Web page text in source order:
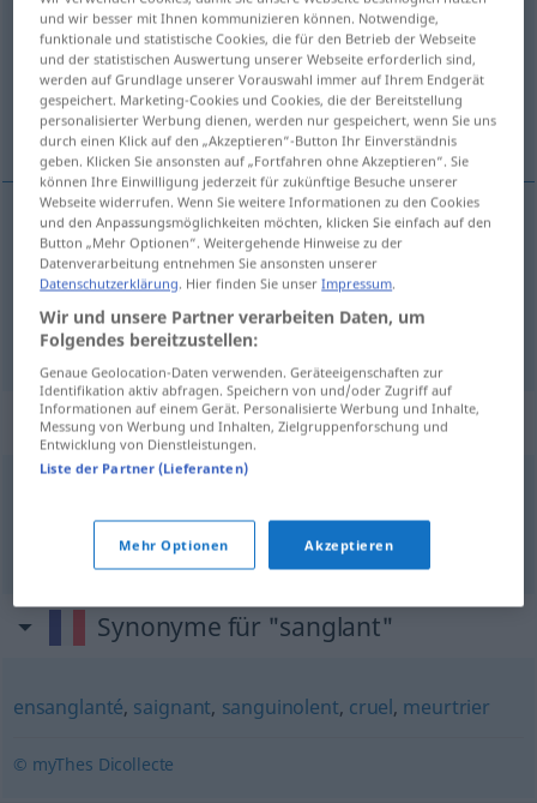
Übersicht aller Übersetzungen
(Für mehr Details die Übersetzung anklicken/antippen)
blutig zutiefst verletzend
blutig sanglanta.combats
zutiefstverletzend sanglant
Beispielsätze für "sanglant"
Auseinandersetzung
Synonyme für "sanglant"
ensanglanté, saignant, sanguinolent, cruel, meurtrier
© myThes Dicollecte
und wir besser mit Ihnen kommunizieren können. Notwendige,
funktionale und statistische Cookies, die für den Betrieb der Webseite
und der statistischen Auswertung unserer Webseite erforderlich sind,
werden auf Grundlage unserer Vorauswahl immer auf Ihrem Endgerät
gespeichert. Marketing-Cookies und Cookies, die der Bereitstellung
personalisierter Werbung dienen, werden nur gespeichert, wenn Sie uns
durch einen Klick auf den „Akzeptieren“-Button Ihr Einverständnis
geben. Klicken Sie ansonsten auf „Fortfahren ohne Akzeptieren“. Sie
können Ihre Einwilligung jederzeit für zukünftige Besuche unserer
Webseite widerrufen. Wenn Sie weitere Informationen zu den Cookies
und den Anpassungsmöglichkeiten möchten, klicken Sie einfach auf den
Button „Mehr Optionen“. Weitergehende Hinweise zu der
Datenverarbeitung entnehmen Sie ansonsten unserer
Datenschutzerklärung . Hier finden Sie unserImpressum
Wir und unsere Partner verarbeiten Daten, um
Folgendes bereitzustellen:
Genaue Geolocation-Daten verwenden. Geräteeigenschaften zur
Identifikation aktiv abfragen. Speichern von und/oder Zugriff auf
Informationen auf einem Gerät. Personalisierte Werbung und Inhalte,
Messung von Werbung und Inhalten, Zielgruppenforschung und
Entwicklung von Dienstleistungen.
Liste der Partner (Lieferanten)
Mehr Optionen Akzeptieren